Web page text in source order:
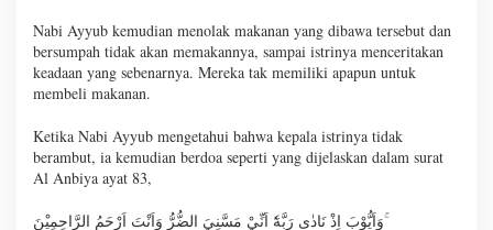
Nabi Ayyub kemudian menolak makanan yang dibawa tersebut dan
bersumpah tidak akan memakannya, sampai istrinya menceritakan
keadaan yang sebenarnya. Mereka tak memiliki apapun untuk
membeli makanan.
Ketika Nabi Ayyub mengetahui bahwa kepala istrinya tidak
berambut, ia kemudian berdoa seperti yang dijelaskan dalam surat
Al Anbiya ayat 83,
وَاَيُّوْبَ اِذْ نَادٰى رَبَّهٗٓ اَنِّيْ مَسَّنِيَ الضُّرُّ وَاَنْتَ اَرْحَمُ الرَّاحِمِيْنَ ۚ